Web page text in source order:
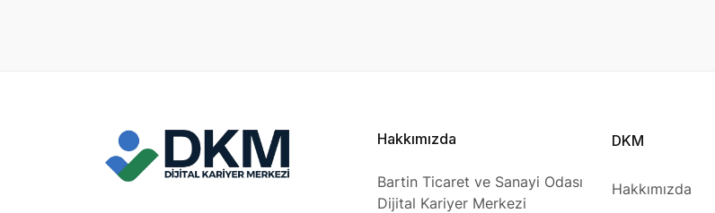
Hakkımızda
Bartin Ticaret ve Sanayi Odası
Dijital Kariyer Merkezi
DKM
Hakkımızda